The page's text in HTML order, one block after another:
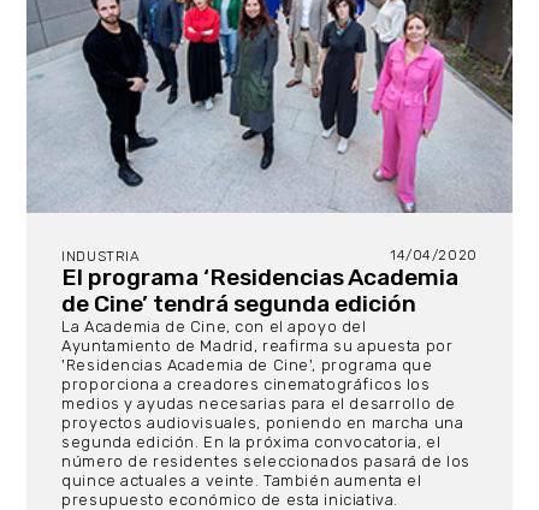
INDUSTRIA 14/04/2020
El programa ‘Residencias Academia
de Cine’ tendrá segunda edición
La Academia de Cine, con el apoyo del
Ayuntamiento de Madrid, reafirma su apuesta por
'Residencias Academia de Cine', programa que
proporciona a creadores cinematográficos los
medios y ayudas necesarias para el desarrollo de
proyectos audiovisuales, poniendo en marcha una
segunda edición. En la próxima convocatoria, el
número de residentes seleccionados pasará de los
quince actuales a veinte. También aumenta el
presupuesto económico de esta iniciativa.